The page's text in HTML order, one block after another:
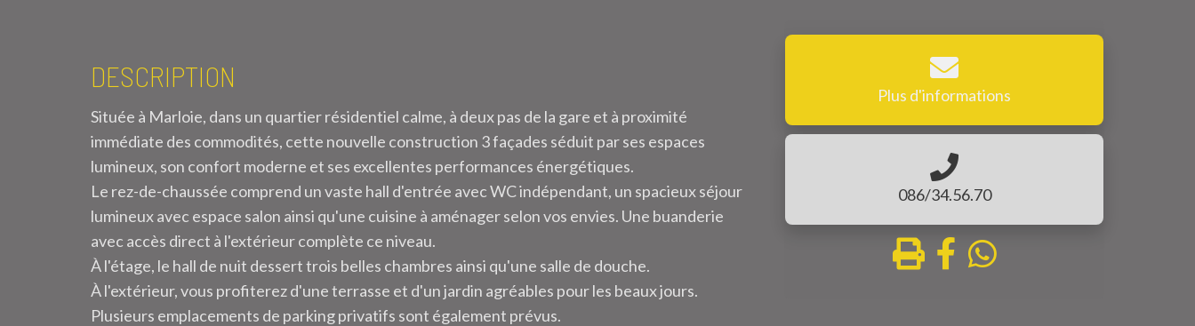
DESCRIPTION
Située à Marloie, dans un quartier résidentiel calme, à deux pas de la gare et à proximité
immédiate des commodités, cette nouvelle construction 3 façades séduit par ses espaces
lumineux, son confort moderne et ses excellentes performances énergétiques.
Le rez-de-chaussée comprend un vaste hall d'entrée avec WC indépendant, un spacieux séjour
lumineux avec espace salon ainsi qu'une cuisine à aménager selon vos envies. Une buanderie
avec accès direct à l'extérieur complète ce niveau.
À l'étage, le hall de nuit dessert trois belles chambres ainsi qu'une salle de douche.
À l'extérieur, vous profiterez d'une terrasse et d'un jardin agréables pour les beaux jours.
Plusieurs emplacements de parking privatifs sont également prévus.
Plus d'informations
086/34.56.70